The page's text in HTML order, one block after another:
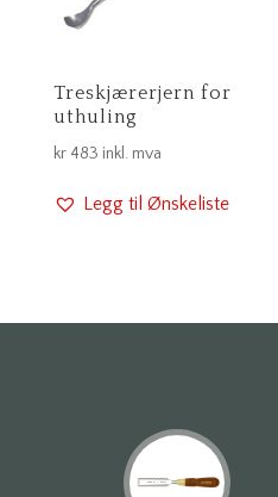
Treskjærerjern for
uthuling
kr483 inkl. mva
Legg til Ønskeliste